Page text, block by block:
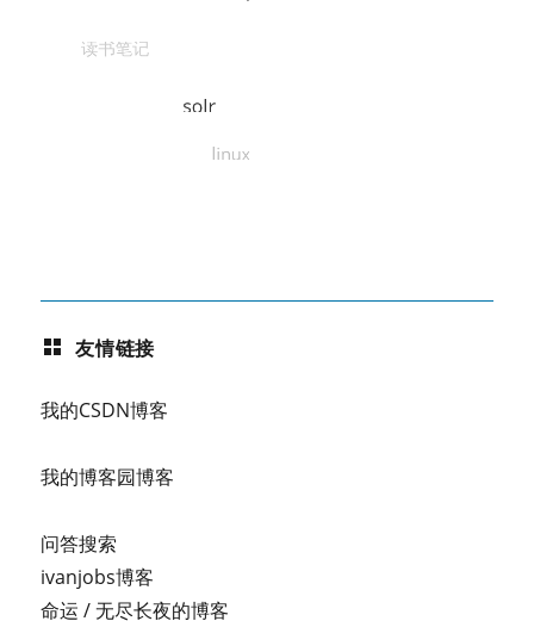
友情链接
我的CSDN博客
我的博客园博客
问答搜索
ivanjobs博客
命运 / 无尽长夜的博客